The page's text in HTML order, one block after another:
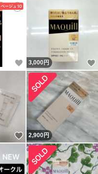
いいね！
3,000円
いいね！
2,900円